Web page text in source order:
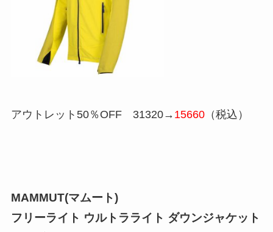
アウトレット50％OFF 31320→ 15660（税込）
MAMMUT(マムート)
フリーライト ウルトラライト ダウンジャケット